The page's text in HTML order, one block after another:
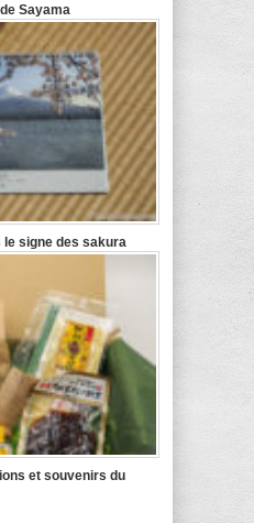
Sayama
le signe des sakura
et souvenirs du